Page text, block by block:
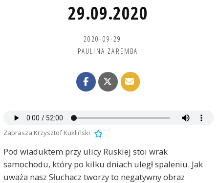
29.09.2020
2020-09-29
PAULINA ZAREMBA
Zaprasza Krzysztof Kukliński
Pod wiaduktem przy ulicy Ruskiej stoi wrak
samochodu, który po kilku dniach uległ spaleniu. Jak
uważa nasz Słuchacz tworzy to negatywny obraz